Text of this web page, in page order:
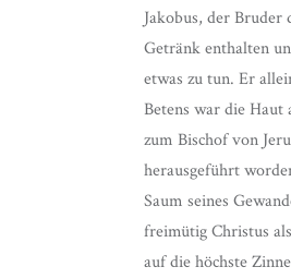
Jakobus, der Bruder
Getränk enthalten
etwas zu tun. Er
Betens war die
zum Bischof von
herausgeführt
Saum seines
freimütig Christus
auf die höchste